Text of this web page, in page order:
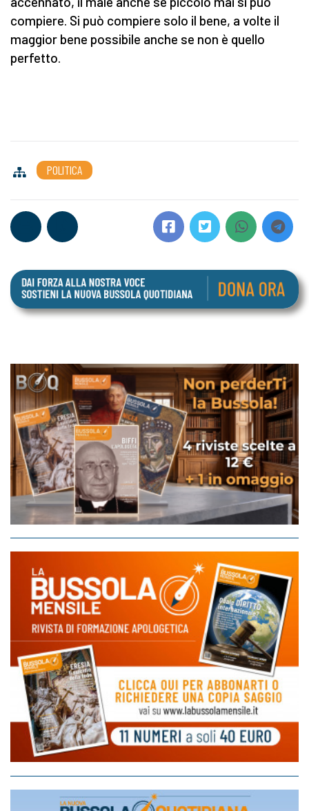
compiere. Si può compiere solo il bene, a volte il
maggior bene possibile anche se non è quello
perfetto.
POLITICA